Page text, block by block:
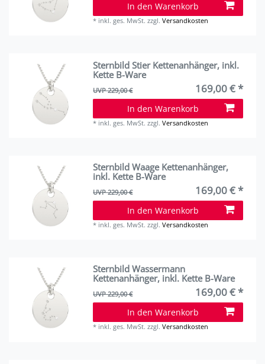
In den Warenkorb
* inkl. ges. MwSt. zzgl.Versandkosten
Sternbild Stier Kettenanhänger, inkl.
Kette B-Ware
UVP 229,00 € 169,00 € *
In den Warenkorb
* inkl. ges. MwSt. zzgl.Versandkosten
Sternbild Waage Kettenanhänger,
inkl. Kette B-Ware
UVP 229,00 € 169,00 € *
In den Warenkorb
* inkl. ges. MwSt. zzgl.Versandkosten
Sternbild Wassermann
Kettenanhänger, inkl. Kette B-Ware
UVP 229,00 € 169,00 € *
In den Warenkorb
* inkl. ges. MwSt. zzgl.Versandkosten